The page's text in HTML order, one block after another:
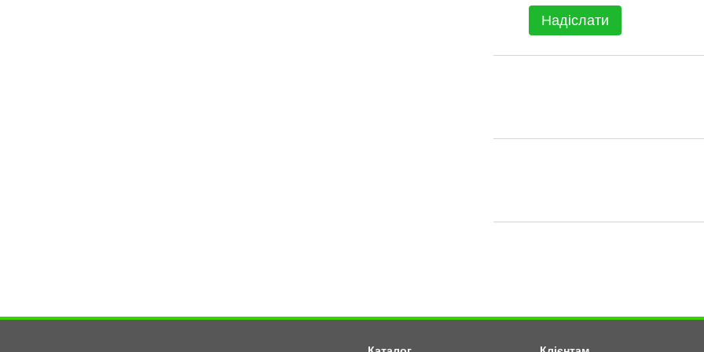
Надіслати